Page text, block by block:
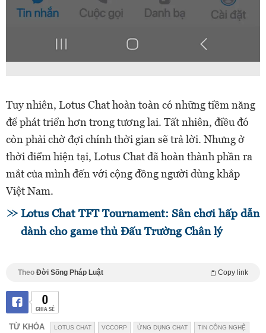
Tuy nhiên, Lotus Chat hoàn toàn có những tiềm năng
để phát triển hơn trong tương lai. Tất nhiên, điều đó
còn phải chờ đợi chính thời gian sẽ trả lời. Nhưng ở
thời điểm hiện tại, Lotus Chat đã hoàn thành phần ra
mắt của mình đến với cộng đồng người dùng khắp
Việt Nam.
Lotus Chat TFT Tournament: Sân chơi hấp dẫn
dành cho game thủ Đấu Trường Chân lý
Theo Đời Sống Pháp Luật Copy link
0
CHIA SẺ
TỪ KHÓA LOTUS CHAT VCCORP ỨNG DỤNG CHAT TIN CÔNG NGHỆ